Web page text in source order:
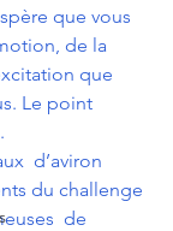
que vous
de la
que
Le point
d’aviron
du challenge
de